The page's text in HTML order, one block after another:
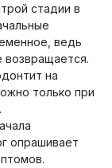
стадии в
ведь
возвращается.
на
только при
опрашивает